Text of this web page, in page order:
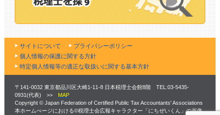
サイトについて
プライバシーポリシー
個人情報の保護に関する方針
特定個人情報等の適正な取扱いに関する基本方針
〒141-0032 東京都品川区大崎1-11-8 日本税理士会館8階 TEL:03-5435-
0931(代表) >> MAP
Copyright © Japan Federation of Certified Public Tax Accountants' Associations
本ホームぺージにおける©税理士会広報キャラクター「にちぜいくん」の画像